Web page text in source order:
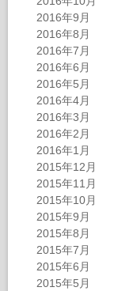
2016年9月
2016年8月
2016年7月
2016年6月
2016年5月
2016年4月
2016年3月
2016年2月
2016年1月
2015年12月
2015年11月
2015年10月
2015年9月
2015年8月
2015年7月
2015年6月
2015年5月